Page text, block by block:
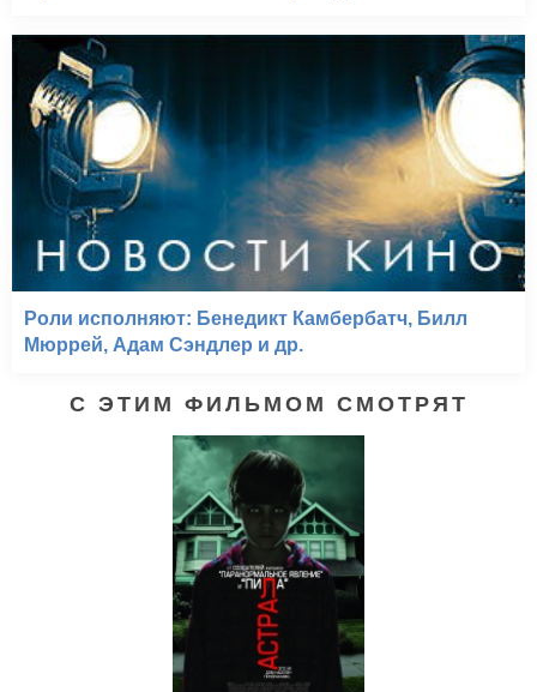
Роли исполняют: Бенедикт Камбербатч, Билл
Мюррей, Адам Сэндлер и др.
С ЭТИМ ФИЛЬМОМ СМОТРЯТ